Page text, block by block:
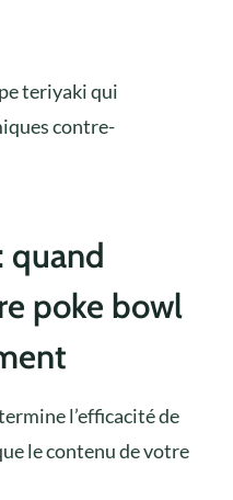
teriyaki qui
contre-
quand
poke bowl
l’efficacité de
le contenu de votre